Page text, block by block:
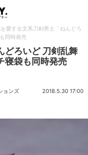
愛する文系刀剣男士「ねんどろ
同時発売
どろいど 刀剣乱舞
寝袋も同時発売
ョンズ 2018.5.30 17:00